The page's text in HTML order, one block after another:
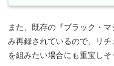
また、既存の『ブラック・
み再録されているので、リ
を組みたい場合にも重宝しそ